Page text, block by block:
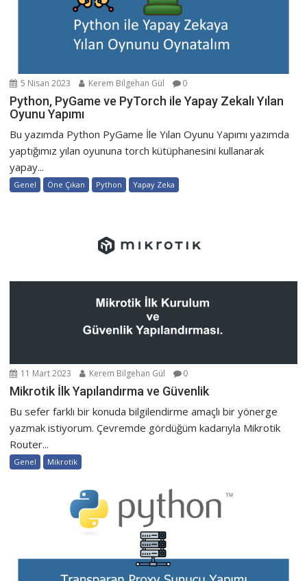
5 Nisan 2023 Kerem Bilgehan Gül 0
Python, PyGame ve PyTorch ile Yapay Zekalı Yılan
Oyunu Yapımı
Bu yazımda Python PyGame İle Yılan Oyunu Yapımı yazımda
yaptığımız yılan oyununa torch kütüphanesini kullanarak
yapay...
Genel Öne Çıkan Python Yapay Zeka
11 Mart 2023 Kerem Bilgehan Gül 0
Mikrotik İlk Yapılandırma ve Güvenlik
Bu sefer farklı bir konuda bilgilendirme amaçlı bir yönerge
yazmak istiyorum. Çevremde gördüğüm kadarıyla Mikrotik
Router...
Genel Mikrotik